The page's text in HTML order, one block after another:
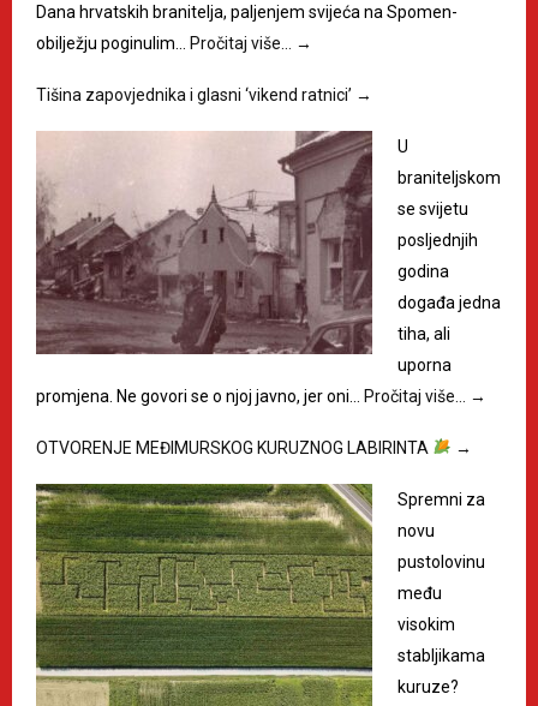
Dana hrvatskih branitelja, paljenjem svijeća na Spomen-
obilježju poginulim…
Pročitaj više… →
Tišina zapovjednika i glasni ‘vikend ratnici’ →
U
braniteljskom
se svijetu
posljednjih
godina
događa jedna
tiha, ali
uporna
promjena. Ne govori se o njoj javno, jer oni…
Pročitaj više… →
OTVORENJE MEĐIMURSKOG KURUZNOG LABIRINTA →
Spremni za
novu
pustolovinu
među
visokim
stabljikama
kuruze?